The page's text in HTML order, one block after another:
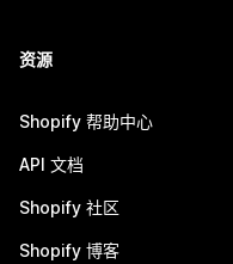
资源
Shopify 帮助中心
API 文档
Shopify 社区
Shopify 博客